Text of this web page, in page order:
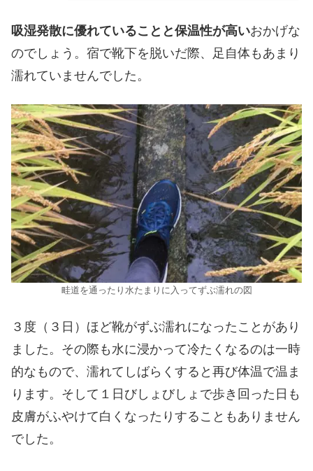
吸湿発散に優れていることと保温性が高いおかげな
のでしょう。宿で靴下を脱いだ際、足自体もあまり
濡れていませんでした。
畦道を通ったり水たまりに入ってずぶ濡れの図
３度（３日）ほど靴がずぶ濡れになったことがあり
ました。その際も水に浸かって冷たくなるのは一時
的なもので、濡れてしばらくすると再び体温で温ま
ります。そして１日びしょびしょで歩き回った日も
皮膚がふやけて白くなったりすることもありません
でした。